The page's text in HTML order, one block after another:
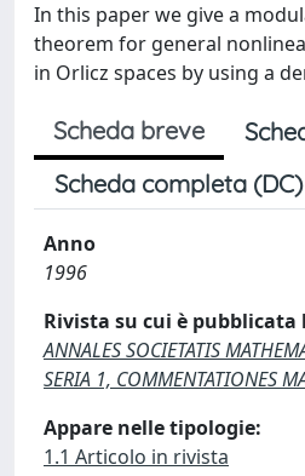
In this paper we give a
theorem for general
in Orlicz spaces by using a
Scheda breve
Scheda completa (DC)
Anno
1996
Rivista su cui è pubblicata
ANNALES SOCIETATIS
SERIA 1, COMMENTATIONES
Appare nelle tipologie:
1.1 Articolo in rivista